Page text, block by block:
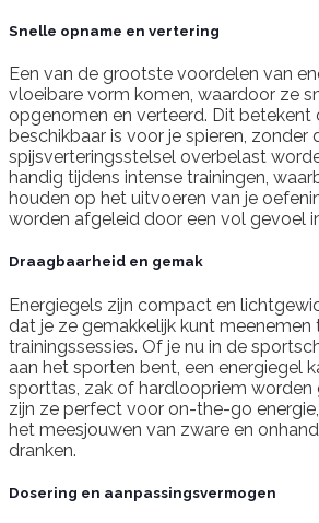
Snelle opname en vertering
Een van de grootste voordelen van
vloeibare vorm komen, waardoor ze
opgenomen en verteerd. Dit betekent
beschikbaar is voor je spieren, zonder
spijsverteringsstelsel overbelast
handig tijdens intense trainingen,
houden op het uitvoeren van je
worden afgeleid door een vol gevoel
Draagbaarheid en gemak
Energiegels zijn compact en
dat je ze gemakkelijk kunt meenemen
trainingssessies. Of je nu in de
aan het sporten bent, een energiegel
sporttas, zak of hardloopriem worden
zijn ze perfect voor on-the-go
het meesjouwen van zware en
dranken.
Dosering en aanpassingsvermogen